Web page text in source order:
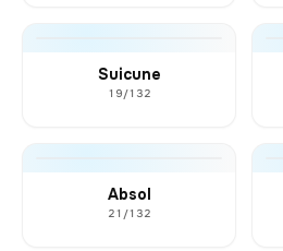
Suicune
19/132
Absol
21/132